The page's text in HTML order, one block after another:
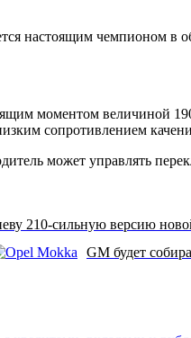
настоящим чемпионом в
моментом величиной
сопротивлением
может управлять
210-сильную версию
GM будет